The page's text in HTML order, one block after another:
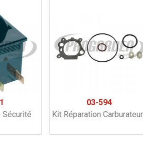
Sécurité
03-594
Kit Réparation